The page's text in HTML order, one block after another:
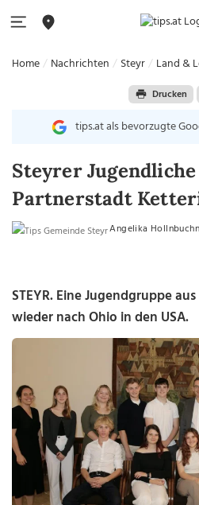
Home Nachrichten Steyr Land &
Drucken
tips.at als bevorzugte
Steyrer
Partnerstadt
Angelika
STEYR. Eine Jugendgruppe
wieder nach Ohio in den USA.